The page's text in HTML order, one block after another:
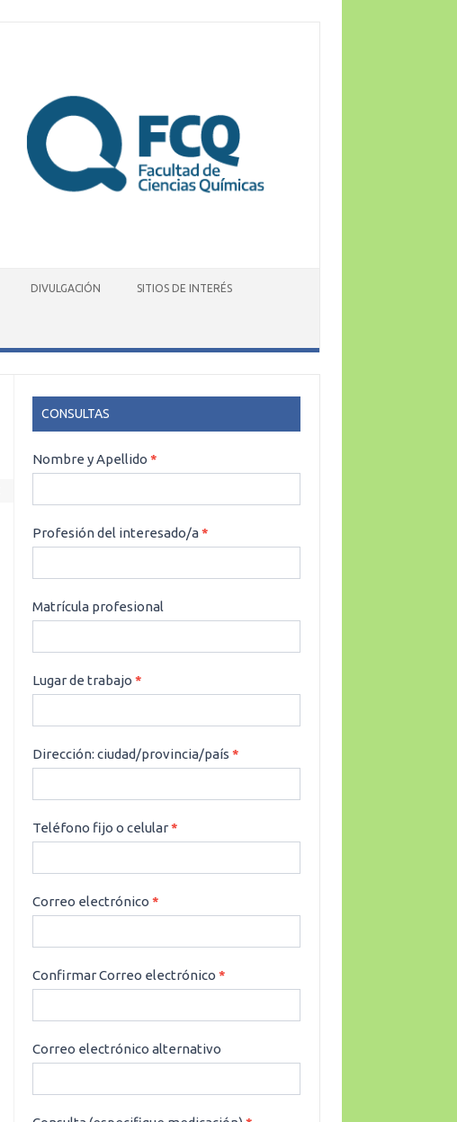
DIVULGACIÓN SITIOS DE INTERÉS
CONSULTAS
CONSULTAS
Nombre y Apellido*
Profesión del interesado/a*
Matrícula profesional
Lugar de trabajo*
Dirección: ciudad/provincia/país*
Teléfono fijo o celular*
Correo electrónico*
Confirmar Correo electrónico*
Correo electrónico alternativo